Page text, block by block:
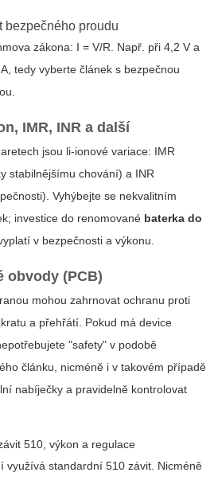
bezpečného proudu
zákona: I = V/R. Např. při 4,2 V a
tedy vyberte článek s bezpečnou
IMR, INR a další
jsou li-ionové variace: IMR
stabilnějšímu chování) a INR
Vyhýbejte se nekvalitním
investice do renomované baterka do
v bezpečnosti a výkonu.
obvody (PCB)
mohou zahrnovat ochranu proti
a přehřátí. Pokud má device
"safety" v podobě
článku, nicméně i v takovém případě
nabíječky a pravidelně kontrolovat
510, výkon a regulace
využívá standardní 510 závit. Nicméně